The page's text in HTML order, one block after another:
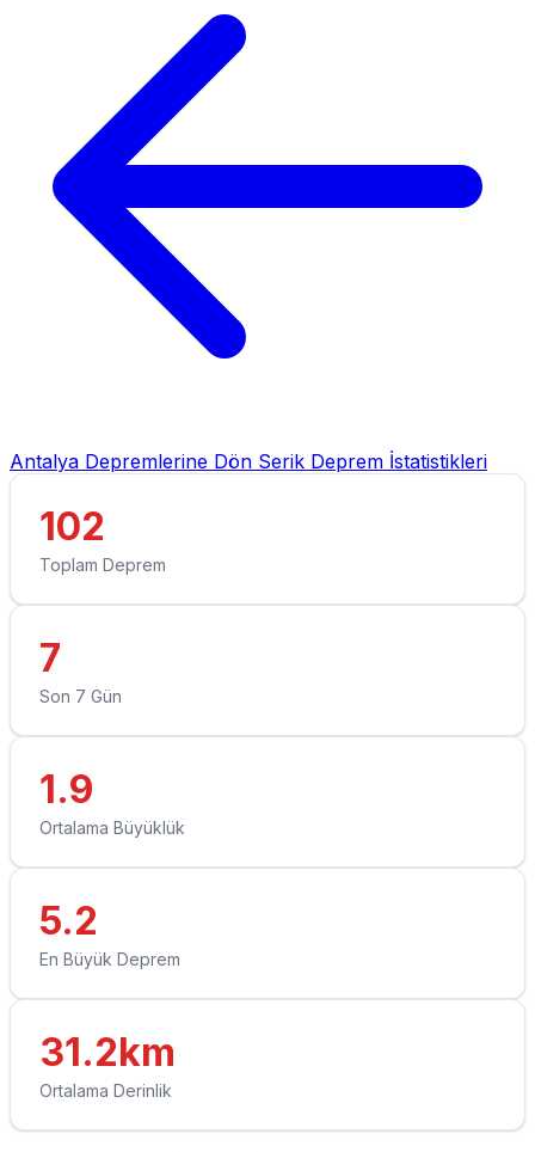
Antalya Depremlerine Dön Serik Deprem İstatistikleri
102
Toplam Deprem
7
Son 7 Gün
1.9
Ortalama Büyüklük
5.2
En Büyük Deprem
31.2km
Ortalama Derinlik